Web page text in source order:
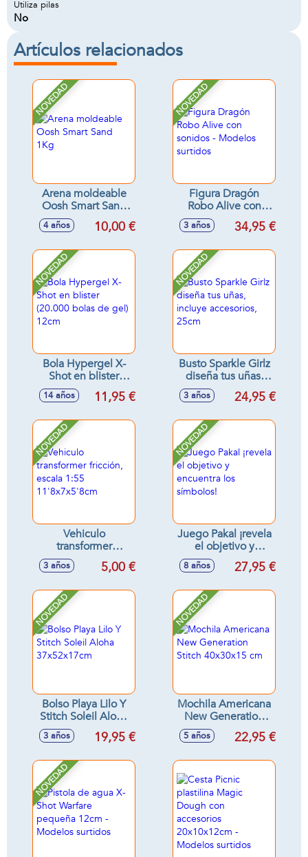
Utiliza pilas
No
Artículos relacionados
NOVEDAD
Arena moldeable
Oosh Smart Sand
1Kg
4 años 10,00 €
NOVEDAD
Figura Dragón
Robo Alive con
sonidos - Modelos
surtidos
3 años 34,95 €
NOVEDAD
Bola Hypergel X-
Shot en blister
(20.000 bolas de
gel) 12cm
14 años 11,95 €
NOVEDAD
Busto Sparkle Girlz
diseña tus uñas,
incluye accesorios,
25cm
3 años 24,95 €
NOVEDAD
Vehiculo
transformer
fricción, escala 1:55
11'8x7x5'8cm
3 años 5,00 €
NOVEDAD
Juego Pakal ¡revela
el objetivo y
encuentra los
símbolos!
8 años 27,95 €
NOVEDAD
Bolso Playa Lilo Y
Stitch Soleil Aloha
37x52x17cm
3 años 19,95 €
NOVEDAD
Mochila Americana
New Generation
Stitch 40x30x15 cm
5 años 22,95 €
NOVEDAD